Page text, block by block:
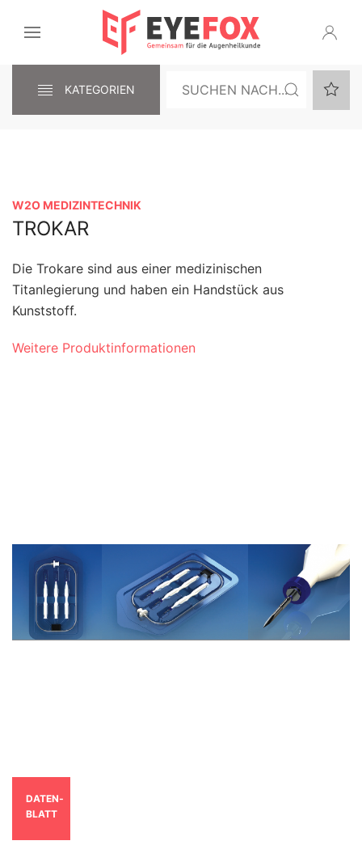
KATEGORIEN
DATEN­
BLATT
W2O MEDIZINTECHNIK
TROKAR
Die Trokare sind aus einer medizinischen
Titanlegierung und haben ein Handstück aus
Kunststoff.
Weitere Produktinformationen